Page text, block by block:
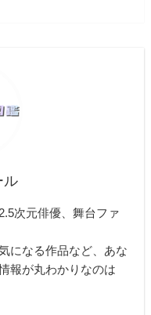
ル
次元俳優、舞台ファ
になる作品など、あな
報が丸わかりなのは